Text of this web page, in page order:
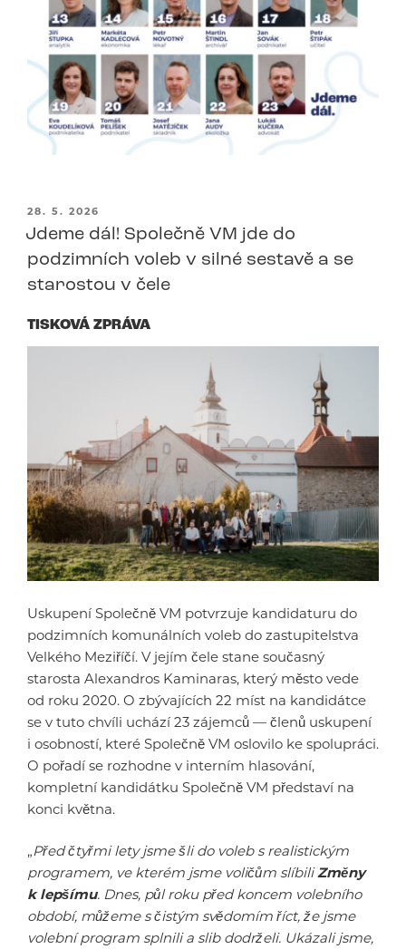
PUBLIKOVÁNO
28. 5. 2026
Jdeme dál! Společně VM jde do
podzimních voleb v silné sestavě a se
starostou v čele
TISKOVÁ ZPRÁVA
Uskupení Společně VM potvrzuje kandidaturu do
podzimních komunálních voleb do zastupitelstva
Velkého Meziříčí. V jejím čele stane současný
starosta Alexandros Kaminaras, který město vede
od roku 2020. O zbývajících 22 míst na kandidátce
se v tuto chvíli uchází 23 zájemců — členů uskupení
i osobností, které Společně VM oslovilo ke spolupráci.
O pořadí se rozhodne v interním hlasování,
kompletní kandidátku Společně VM představí na
konci května.
„Před čtyřmi lety jsme šli do voleb s realistickým
programem, ve kterém jsme voličům slíbiliZměny
k lepšímu. Dnes, půl roku před koncem volebního
období, můžeme s čistým svědomím říct, že jsme
volební program splnili a slib dodrželi. Ukázali jsme,